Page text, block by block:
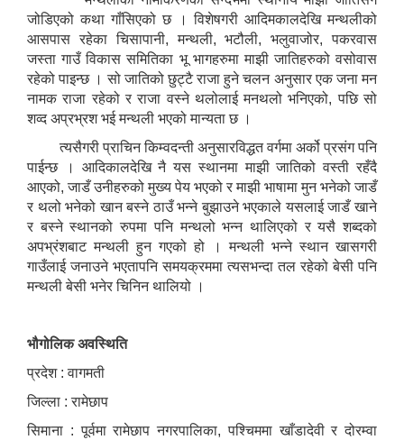
जोडिएको कथा गाँसिएको छ । विशेषगरी आदिमकालदेखि मन्थलीको
आसपास रहेका चिसापानी, मन्थली, भटौली, भलुवाजोर, पकरवास
जस्ता गाउँ विकास समितिका भू भागहरुमा माझी जातिहरुको वसोवास
रहेको पाइन्छ । सो जातिको छुट्टै राजा हुने चलन अनुसार एक जना मन
नामक राजा रहेको र राजा वस्ने थलोलाई मनथलो भनिएको, पछि सो
शव्द अप्रभ्रश भई मन्थली भएको मान्यता छ ।
त्यसैगरी प्राचिन किम्वदन्ती अनुसारविद्धत वर्गमा अर्को प्रसंग पनि
पाईन्छ । आदिकालदेखि नै यस स्थानमा माझी जातिको वस्ती रहँदै
आएको, जाडँ उनीहरुको मुख्य पेय भएको र माझी भाषामा मुन भनेको जाडँ
र थलो भनेको खान बस्ने ठाउँ भन्ने बुझाउने भएकाले यसलाई जाडँ खाने
र बस्ने स्थानको रुपमा पनि मन्थलो भन्न थालिएको र यसै शब्दको
अपभ्रंशबाट मन्थली हुन गएको हो । मन्थली भन्ने स्थान खासगरी
गाउँलाई जनाउने भएतापनि समयक्रममा त्यसभन्दा तल रहेको बेसी पनि
मन्थली बेसी भनेर चिनिन थालियो ।
भौगोलिक अवस्थिति
प्रदेश : वागमती
जिल्ला : रामेछाप
सिमाना : पूर्वमा रामेछाप नगरपालिका, पश्चिममा खाँडादेवी र दोरम्वा